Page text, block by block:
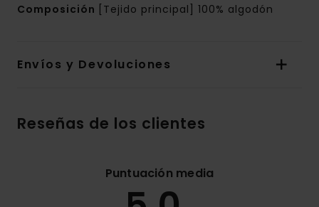
Composición [Tejido principal] 100% algodón
Envíos y Devoluciones
Reseñas de los clientes
Puntuación media